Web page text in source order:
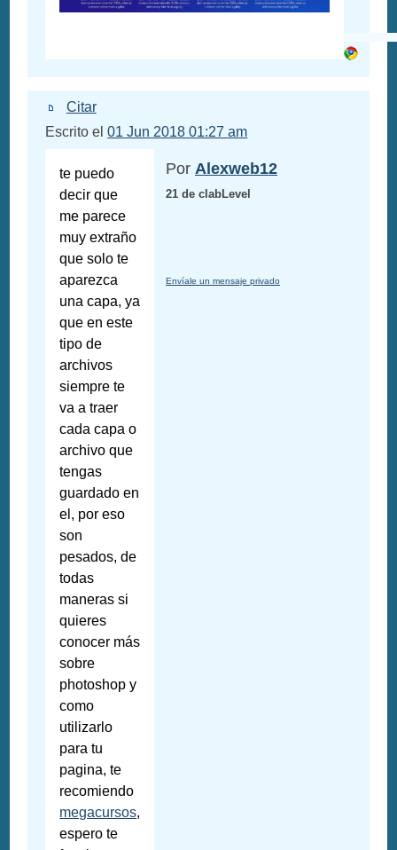
Citar
Escrito el01 Jun 2018 01:27 am
te puedo
decir que
me parece
muy extraño
que solo te
aparezca
una capa, ya
que en este
tipo de
archivos
siempre te
va a traer
cada capa o
archivo que
tengas
guardado en
el, por eso
son
pesados, de
todas
maneras si
quieres
conocer más
sobre
photoshop y
como
utilizarlo
para tu
pagina, te
recomiendo
megacursos,
espero te
Por Alexweb12
21 de clabLevel
Envíale un mensaje privado